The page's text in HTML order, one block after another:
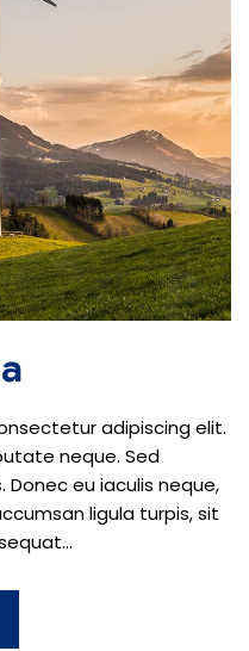
adipiscing elit.
neque. Sed
Donec eu iaculis neque,
ligula turpis, sit